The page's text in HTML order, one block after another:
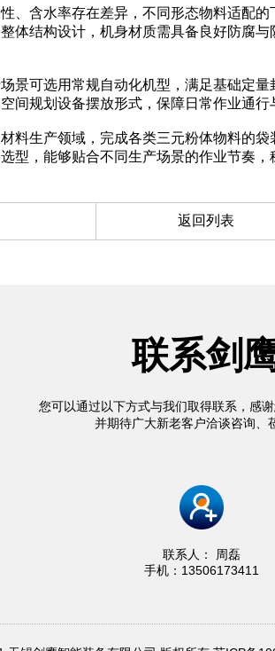
、含水率存在差异，不同形态物料适配
体结构设计，机身材质需具备良好防腐
景可选用常规自动化机型，满足基础定
间规划设备摆放形式，保障日常作业通行
料生产领域，完成各类三元粉体物料的
型，能够贴合不同生产场景的作业节奏
返回列表
联系剑
您可以通过以下方式与我们取得联系，感谢
并期待广大新老客户洽谈咨询、
联系人： 周磊
手机：13506173411